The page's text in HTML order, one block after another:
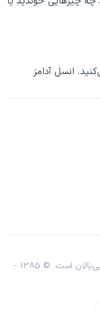
انسل آدامز
تمامی حقوق این تارنما متعلق به سایت بی‌بالان است. © 1385 -